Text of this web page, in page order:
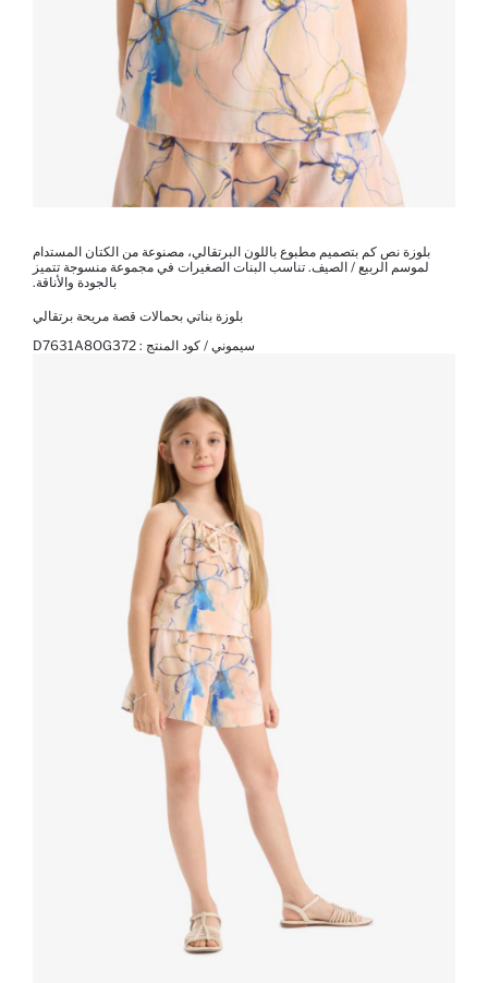
بلوزة نص كم بتصميم مطبوع باللون البرتقالي، مصنوعة من الكتان المستدام
لموسم الربيع / الصيف. تناسب البنات الصغيرات في مجموعة منسوجة تتميز
بالجودة والأناقة.
بلوزة بناتي بحمالات قصة مريحة برتقالي
سيموني / كود المنتج : D7631A8OG372